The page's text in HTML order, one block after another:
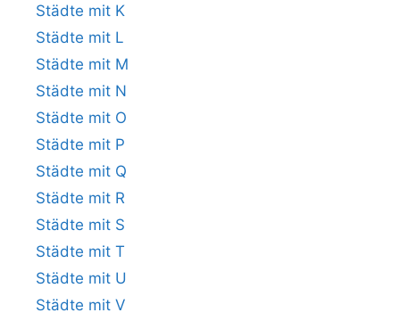
Städte mit K
Städte mit L
Städte mit M
Städte mit N
Städte mit O
Städte mit P
Städte mit Q
Städte mit R
Städte mit S
Städte mit T
Städte mit U
Städte mit V